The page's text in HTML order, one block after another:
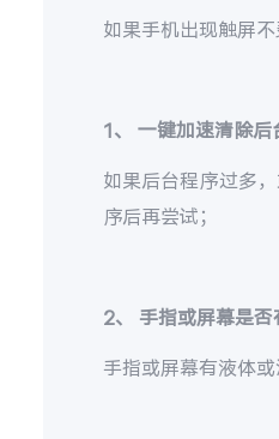
如果手机出现触屏
1、一键加速清除后
如果后台程序过多
序后再尝试；
2、 手指或屏幕是
手指或屏幕有液体